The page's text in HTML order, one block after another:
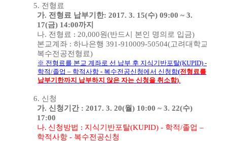
5. 전형료
가. 전형료 납부기한: 2017. 3. 15(수) 09:00 ~ 3.
17(금) 14:00까지
나. 전형료 : 20,000원(반드시 본인 명의로 입금)
본교계좌 : 하나은행 391-910009-50504(고려대학교
복수전공전형료)
※ 전형료를 본교 계좌로 선 납부 후 지식기반포탈(KUPID) -
학적/졸업– 학적사항- 복수전공신청에서 신청함(전형료를
납부기한까지 납부하지 않은 자는 신청을 취소함).
6. 신청
가. 신청기간 : 2017. 3. 20(월) 10:00 ~ 3. 22(수)
17:00
나. 신청방법 : 지식기반포탈(KUPID) - 학적/졸업 –
학적사항 - 복수전공신청